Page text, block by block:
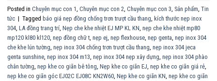
Posted in Chuyên mục con 1 Chuyên mục con 2 Chuyên mục con 3 Sản phẩm Tin
tức | Tagged báo giá nẹp đồng chống trơn trượt cầu thang kích thước nẹp inox
304 LA đồng trang trí Nẹp che khe nhiệt EJ MP KL KN nẹp che khe nhiệt mp80
mp120 kl80 kl120 nẹp đồng chữ t nẹp ej nẹp flexhouse nẹp genta nẹp inox 304
che khe lún tường nẹp inox 304 chống trơn trượt cầu thang nẹp inox 304 jeca
genta sunshine nẹp inox 304 m13 nẹp inox 304 nẹp xây dựng nẹp inox 304 phào
chân tường nẹp khe co giãn bê tông Nẹp khe co giãn EJ nẹp khe co giãn giá rẻ
nẹp khe co giãn góc EJ02C EJ08C KN2W60 Nẹp khe co giãn KN nẹp khe co giãn